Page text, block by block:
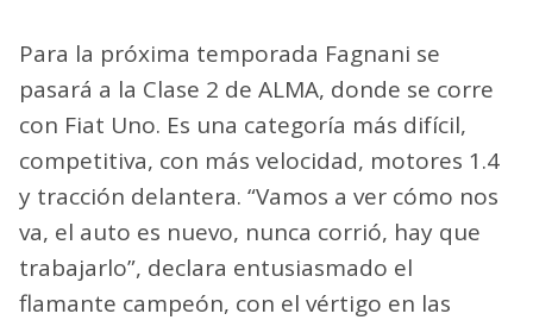
Para la próxima temporada Fagnani se
pasará a la Clase 2 de ALMA, donde se corre
con Fiat Uno. Es una categoría más difícil,
competitiva, con más velocidad, motores 1.4
y tracción delantera. “Vamos a ver cómo nos
va, el auto es nuevo, nunca corrió, hay que
trabajarlo”, declara entusiasmado el
flamante campeón, con el vértigo en las